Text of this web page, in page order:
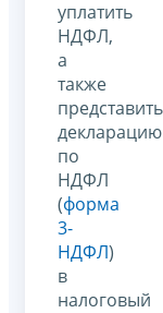
уплатить
НДФЛ,
а
также
представить
декларацию
по
НДФЛ
(форма
3-
НДФЛ)
в
налоговый